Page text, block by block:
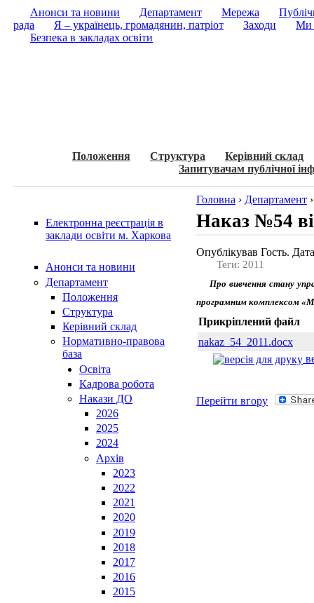
Анонси та новини Департамент Мережа
рада
Я – українець, громадянин, патріот Заходи
Ми
Безпека в закладах освіти
Положення Структура
Керівний склад
Запитувачам публічної
Електронна реєстрація в
заклади освіти м. Харкова
Анонси та новини
Департамент
Положення
Структура
Керівний склад
Нормативно-правова
база
Освiта
Кадрова робота
Накази ДО
2026
2025
2024
Архів
2023
2022
2021
2020
2019
2018
2017
2016
2015
Головна › Департамент
Наказ №54
Опублікував Гость.
Теги: 2011
Про вивчення стану
програмним комплексом
Прикріплений файл
nakaz_54_2011.docx
Перейти вгору